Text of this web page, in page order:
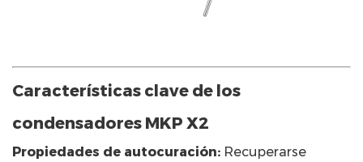
Características clave de los
condensadores MKP X2
Propiedades de autocuración: Recuperarse